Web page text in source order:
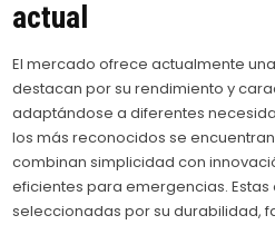
actual
El mercado ofrece actualmente
destacan por su rendimiento y
adaptándose a diferentes
los más reconocidos se
combinan simplicidad con
eficientes para emergencias.
seleccionadas por su durabilidad,